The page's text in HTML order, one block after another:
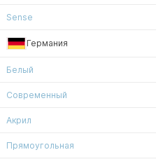
Sense
Германия
Белый
Современный
Акрил
Прямоугольная